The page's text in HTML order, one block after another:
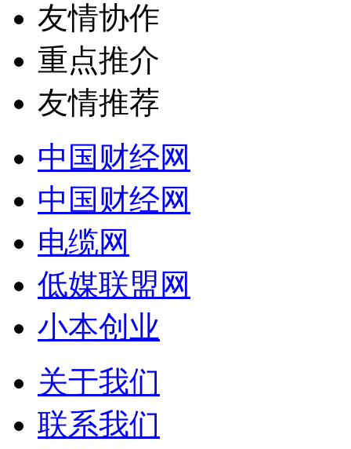
友情协作
重点推介
友情推荐
中国财经网
中国财经网
电缆网
低媒联盟网
小本创业
关于我们
联系我们